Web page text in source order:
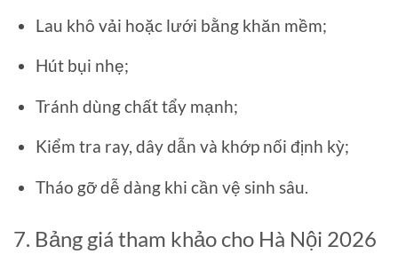
Lau khô vải hoặc lưới bằng khăn mềm;
Hút bụi nhẹ;
Tránh dùng chất tẩy mạnh;
Kiểm tra ray, dây dẫn và khớp nối định kỳ;
Tháo gỡ dễ dàng khi cần vệ sinh sâu.
7. Bảng giá tham khảo cho Hà Nội 2026